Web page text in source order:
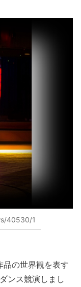
40530/1
品の世界観を表す
ンス競演しまし